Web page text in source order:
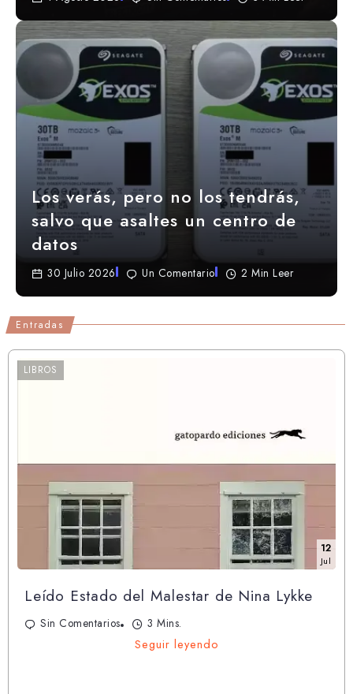
Los verás, pero no los tendrás,
salvo que asaltes un centro de
datos
30 Julio 2026 Un Comentario 2 Min Leer
Entradas
LIBROS
12
Jul
Leído Estado del Malestar de Nina Lykke
Sin Comentarios
3 Mins.
Seguir leyendo